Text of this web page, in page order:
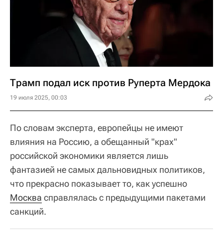
Трамп подал иск против Руперта Мердока
19 июля 2025, 00:03
По словам эксперта, европейцы не имеют
влияния на Россию, а обещанный "крах"
российской экономики является лишь
фантазией не самых дальновидных политиков,
что прекрасно показывает то, как успешно
Москва справлялась с предыдущими пакетами
санкций.